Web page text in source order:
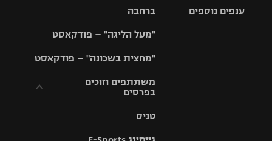
ברחבה
"מעל הליגה" – פודקאסט
"מחצית בשכונה" – פודקאסט
משתתפים וזוכים
בפרסים
וזוכים בפרסים
טניס
גביע הטוטו
ליגה
סל
ענפים נוספים